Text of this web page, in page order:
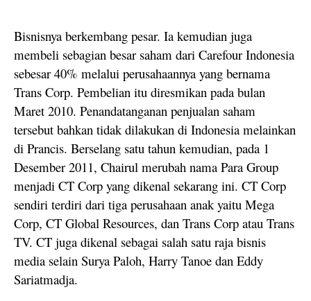
Bisnisnya berkembang pesar. Ia kemudian juga
membeli sebagian besar saham dari Carefour Indonesia
sebesar 40% melalui perusahaannya yang bernama
Trans Corp. Pembelian itu diresmikan pada bulan
Maret 2010. Penandatanganan penjualan saham
tersebut bahkan tidak dilakukan di Indonesia melainkan
di Prancis. Berselang satu tahun kemudian, pada 1
Desember 2011, Chairul merubah nama Para Group
menjadi CT Corp yang dikenal sekarang ini. CT Corp
sendiri terdiri dari tiga perusahaan anak yaitu Mega
Corp, CT Global Resources, dan Trans Corp atau Trans
TV. CT juga dikenal sebagai salah satu raja bisnis
media selain Surya Paloh, Harry Tanoe dan Eddy
Sariatmadja.